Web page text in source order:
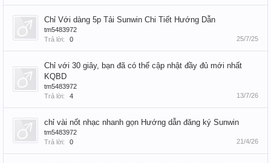
Chỉ Với dàng 5p Tải Sunwin Chi Tiết Hướng Dẫn
tm5483972
Trả lời:
0 25/7/25
Chỉ với 30 giây, bạn đã có thể cập nhật đầy đủ mới nhất
KQBD
tm5483972
Trả lời:
4 13/7/26
chỉ vài nốt nhạc nhanh gọn Hướng dẫn đăng ký Sunwin
tm5483972
Trả lời:
0 21/4/26